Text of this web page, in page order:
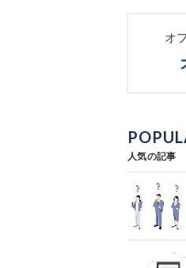
オ
人気の記事